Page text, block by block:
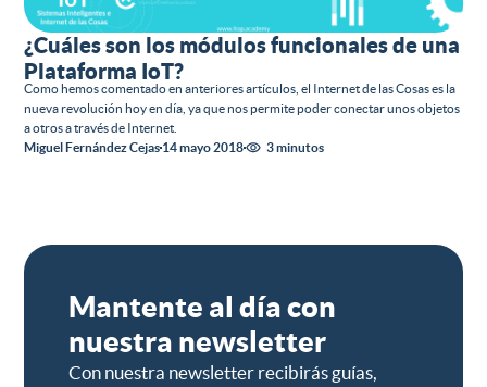
¿Cuáles son los módulos funcionales de una
Plataforma IoT?
Como hemos comentado en anteriores artículos, el Internet de las Cosas es la
nueva revolución hoy en día, ya que nos permite poder conectar unos objetos
a otros a través de Internet.
Miguel Fernández Cejas 14 mayo 2018 3 minutos
Mantente al día con
nuestra newsletter
Con nuestra newsletter recibirás guías,